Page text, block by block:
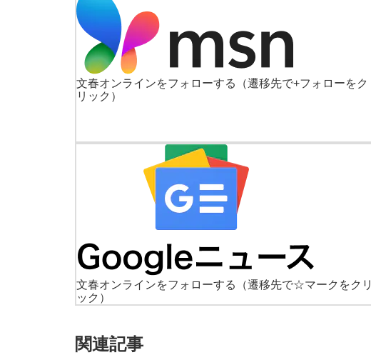
文春オンラインをフォローする
（遷移先で+フォローをク
リック）
文春オンラインをフォローする
（遷移先で☆マークをクリ
ック）
関連記事